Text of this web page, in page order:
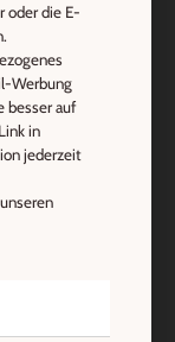
oder die E-
Werbung
besser auf
in
jederzeit